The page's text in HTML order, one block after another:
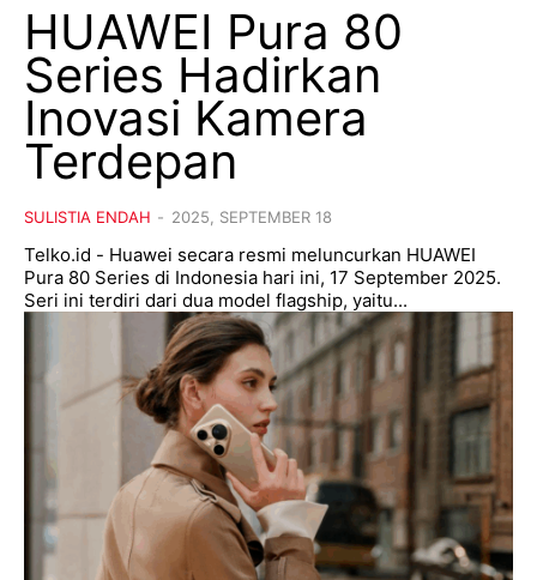
HUAWEI Pura 80
Series Hadirkan
Inovasi Kamera
Terdepan
SULISTIA ENDAH - 2025, SEPTEMBER 18
Telko.id - Huawei secara resmi meluncurkan HUAWEI
Pura 80 Series di Indonesia hari ini, 17 September 2025.
Seri ini terdiri dari dua model flagship, yaitu...